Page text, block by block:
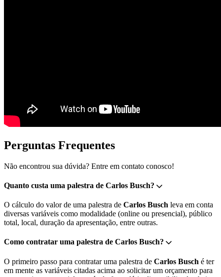
Perguntas Frequentes
Não encontrou sua dúvida? Entre em contato conosco!
Quanto custa uma palestra de Carlos Busch?
O cálculo do valor de uma palestra de Carlos Busch leva em conta
diversas variáveis como modalidade (online ou presencial), público
total, local, duração da apresentação, entre outras.
Como contratar uma palestra de Carlos Busch?
O primeiro passo para contratar uma palestra de Carlos Busch é ter
em mente as variáveis citadas acima ao solicitar um orçamento para